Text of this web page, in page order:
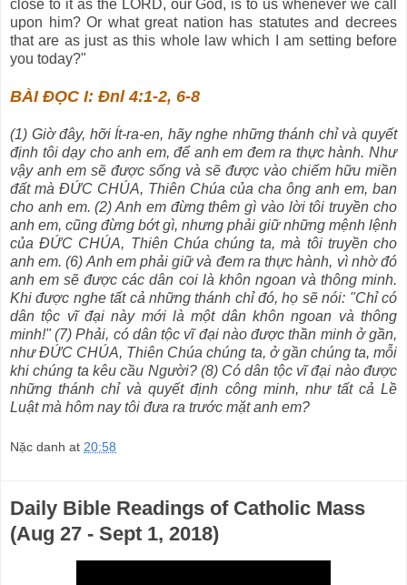
close to it as the LORD, our God, is to us whenever we call
upon him? Or what great nation has statutes and decrees
that are as just as this whole law which I am setting before
you today?"
BÀI ĐỌC I: Đnl 4:1-2, 6-8
(1) Giờ đây, hỡi Ít-ra-en, hãy nghe những thánh chỉ và quyết
định tôi dạy cho anh em, để anh em đem ra thực hành. Như
vậy anh em sẽ được sống và sẽ được vào chiếm hữu miền
đất mà ĐỨC CHÚA, Thiên Chúa của cha ông anh em, ban
cho anh em. (2) Anh em đừng thêm gì vào lời tôi truyền cho
anh em, cũng đừng bớt gì, nhưng phải giữ những mệnh lệnh
của ĐỨC CHÚA, Thiên Chúa chúng ta, mà tôi truyền cho
anh em. (6) Anh em phải giữ và đem ra thực hành, vì nhờ đó
anh em sẽ được các dân coi là khôn ngoan và thông minh.
Khi được nghe tất cả những thánh chỉ đó, họ sẽ nói: "Chỉ có
dân tộc vĩ đại này mới là một dân khôn ngoan và thông
minh!" (7) Phải, có dân tộc vĩ đại nào được thần minh ở gần,
như ĐỨC CHÚA, Thiên Chúa chúng ta, ở gần chúng ta, mỗi
khi chúng ta kêu cầu Người? (8) Có dân tộc vĩ đại nào được
những thánh chỉ và quyết định công minh, như tất cả Lề
Luật mà hôm nay tôi đưa ra trước mặt anh em?
Nặc danh at 20:58
Daily Bible Readings of Catholic Mass
(Aug 27 - Sept 1, 2018)